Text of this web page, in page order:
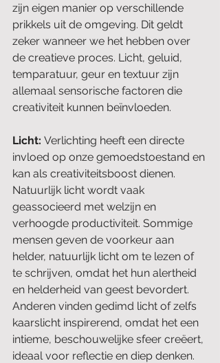
zijn eigen manier op verschillende
prikkels uit de omgeving. Dit geldt
zeker wanneer we het hebben over
de creatieve proces. Licht, geluid,
temparatuur, geur en textuur zijn
allemaal sensorische factoren die
creativiteit kunnen beïnvloeden.
Licht: Verlichting heeft een directe
invloed op onze gemoedstoestand en
kan als creativiteitsboost dienen.
Natuurlijk licht wordt vaak
geassocieerd met welzijn en
verhoogde productiviteit. Sommige
mensen geven de voorkeur aan
helder, natuurlijk licht om te lezen of
te schrijven, omdat het hun alertheid
en helderheid van geest bevordert.
Anderen vinden gedimd licht of zelfs
kaarslicht inspirerend, omdat het een
intieme, beschouwelijke sfeer creëert,
ideaal voor reflectie en diep denken.